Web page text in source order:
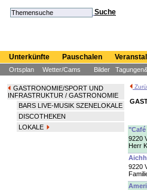
Unterkünfte Pauschalen
Ortsplan Wetter/Cams Bilder
Suche
GASTRONOMIE/SPORT UND
INFRASTRUKTUR / GASTRONOMIE
BARS LIVE-MUSIK SZENELOKALE
DISCOTHEKEN
LOKALE
9220
Herr
9220